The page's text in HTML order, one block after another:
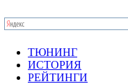
ТЮНИНГ
ИСТОРИЯ
РЕЙТИНГИ